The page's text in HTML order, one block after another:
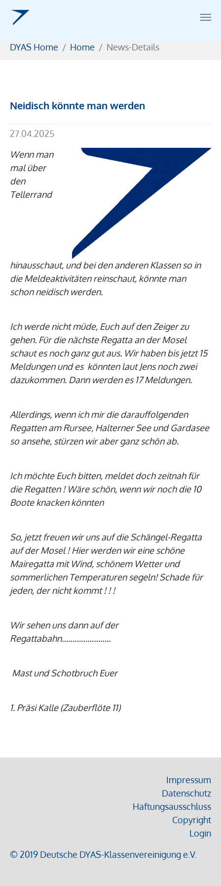
DYAS Home Home News-Details
Neidisch könnte man werden
27.04.2025
Wenn man
mal über
den
Tellerrand
hinausschaut, und bei den anderen Klassen so in
die Meldeaktivitäten reinschaut, könnte man
schon neidisch werden.
Ich werde nicht müde, Euch auf den Zeiger zu
gehen. Für die nächste Regatta an der Mosel
schaut es noch ganz gut aus. Wir haben bis jetzt 15
Meldungen und es könnten laut Jens noch zwei
dazukommen. Dann werden es 17 Meldungen.
Allerdings, wenn ich mir die darauffolgenden
Regatten am Rursee, Halterner See und Gardasee
so ansehe, stürzen wir aber ganz schön ab.
Ich möchte Euch bitten, meldet doch zeitnah für
die Regatten ! Wäre schön, wenn wir noch die 10
Boote knacken könnten
So, jetzt freuen wir uns auf die Schängel-Regatta
auf der Mosel ! Hier werden wir eine schöne
Mairegatta mit Wind, schönem Wetter und
sommerlichen Temperaturen segeln! Schade für
jeden, der nicht kommt ! ! !
Wir sehen uns dann auf der
Regattabahn…………………..
Mast und Schotbruch Euer
1. Präsi Kalle (Zauberflöte 11)
Impressum
Datenschutz
Haftungsausschluss
Copyright
Login
© 2019 Deutsche DYAS-Klassenvereinigung e.V.